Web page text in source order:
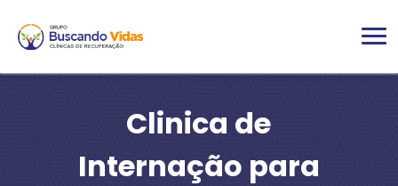
Clinica de
Internação para